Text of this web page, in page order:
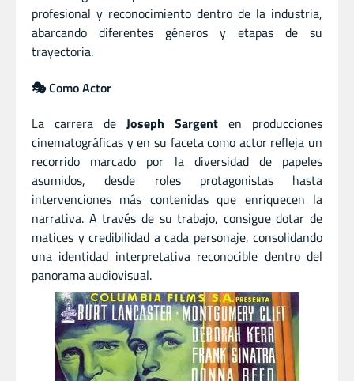
profesional y reconocimiento dentro de la industria,
abarcando diferentes géneros y etapas de su
trayectoria.
🎭 Como Actor
La carrera de Joseph Sargent en producciones
cinematográficas y en su faceta como actor refleja un
recorrido marcado por la diversidad de papeles
asumidos, desde roles protagonistas hasta
intervenciones más contenidas que enriquecen la
narrativa. A través de su trabajo, consigue dotar de
matices y credibilidad a cada personaje, consolidando
una identidad interpretativa reconocible dentro del
panorama audiovisual.